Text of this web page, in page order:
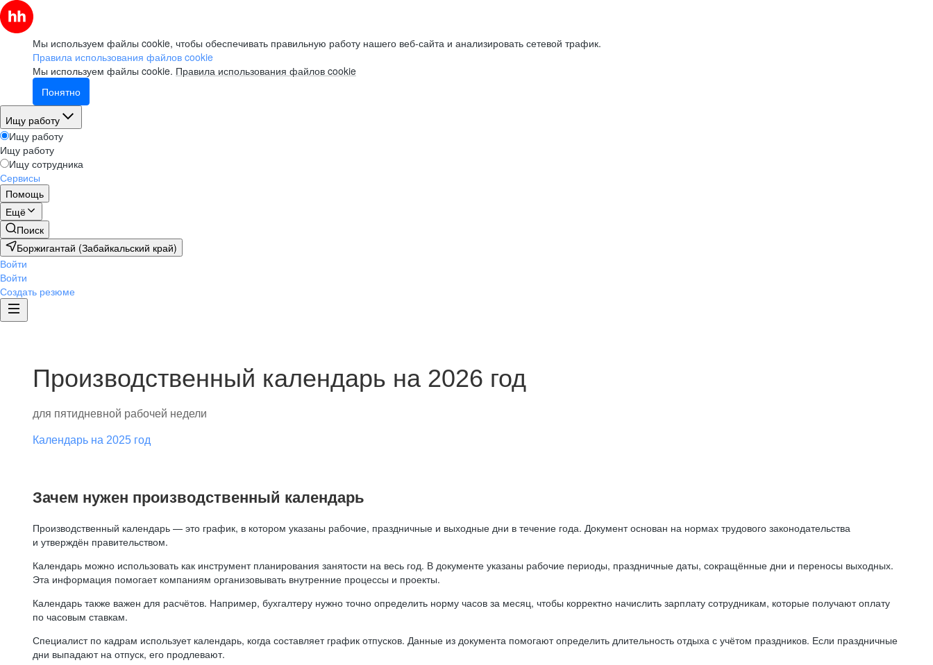
Мы используем файлы cookie, чтобы обеспечивать правильную работу нашего веб-сайта и анализировать сетевой трафик.
Правила использования файлов cookie
Мы используем файлы cookie. Правила использования файлов cookie
Понятно
Ищу работу
Ищу работу
Ищу работу
Ищу сотрудника
Сервисы
Помощь
Ещё
Поиск
Боржигантай (Забайкальский край)
Войти
Войти
Создать резюме
Производственный календарь на 2026 год
для пятидневной рабочей недели
Календарь на 2025 год
Зачем нужен производственный календарь
Производственный календарь — это график, в котором указаны рабочие, праздничные и выходные дни в течение года. Документ основан на нормах трудового законодательства
и утверждён правительством.
Календарь можно использовать как инструмент планирования занятости на весь год. В документе указаны рабочие периоды, праздничные даты, сокращённые дни и переносы выходных.
Эта информация помогает компаниям организовывать внутренние процессы и проекты.
Календарь также важен для расчётов. Например, бухгалтеру нужно точно определить норму часов за месяц, чтобы корректно начислить зарплату сотрудникам, которые получают оплату
по часовым ставкам.
Специалист по кадрам использует календарь, когда составляет график отпусков. Данные из документа помогают определить длительность отдыха с учётом праздников. Если праздничные
дни выпадают на отпуск, его продлевают.